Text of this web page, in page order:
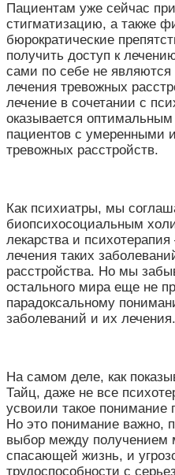
Пациентам уже сейчас
стигматизацию, а также
бюрократические
получить доступ к
сами по себе не
лечения тревожных
лечение в сочетании с
оказывается
пациентов с
тревожных расстройств.
Как психиатры, мы
биопсихосоциальным
лекарства и
лечения таких
расстройства. Но мы
остального мира еще не
парадоксальному
заболеваний и их лечения.
На самом деле, как
Тайц, даже не все
усвоили такое понимание
Но это понимание важно,
выбор между получением
спасающей жизнь, и
трудоспособности с